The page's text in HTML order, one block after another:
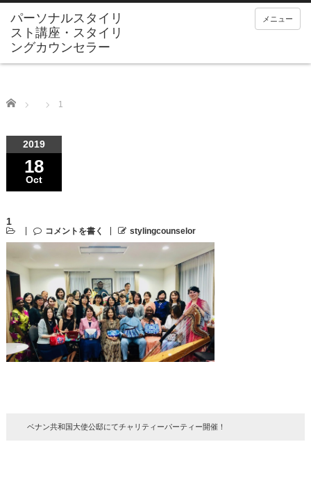
メニュー
Home 1
2019
18
Oct
1
コメントを書く stylingcounselor
ベナン共和国大使公邸にてチャリティーパーティー開催！